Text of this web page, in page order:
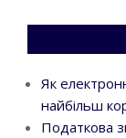
Як
найбільш
Податкова